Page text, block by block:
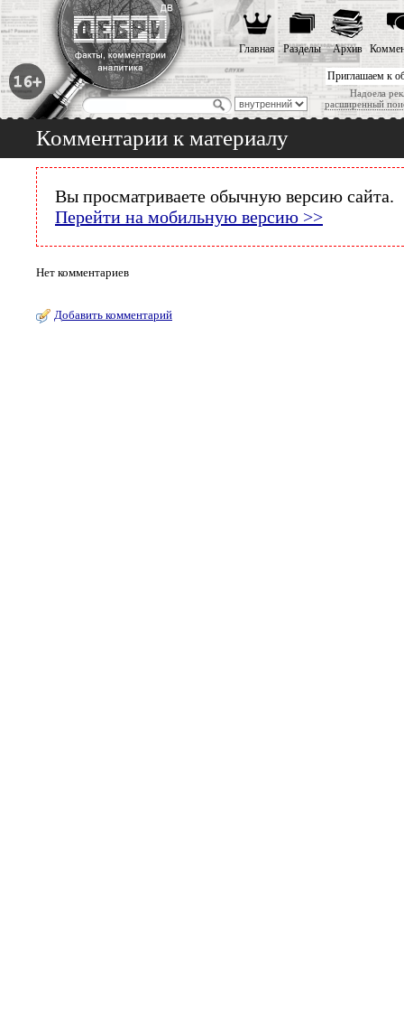
Приглашаем к
Надоела
расширенный
Главная Разделы Архив
Комментарии к материалу
Вы просматриваете обычную версию сайта.
Перейти на мобильную версию >>
Нет комментариев
Добавить комментарий